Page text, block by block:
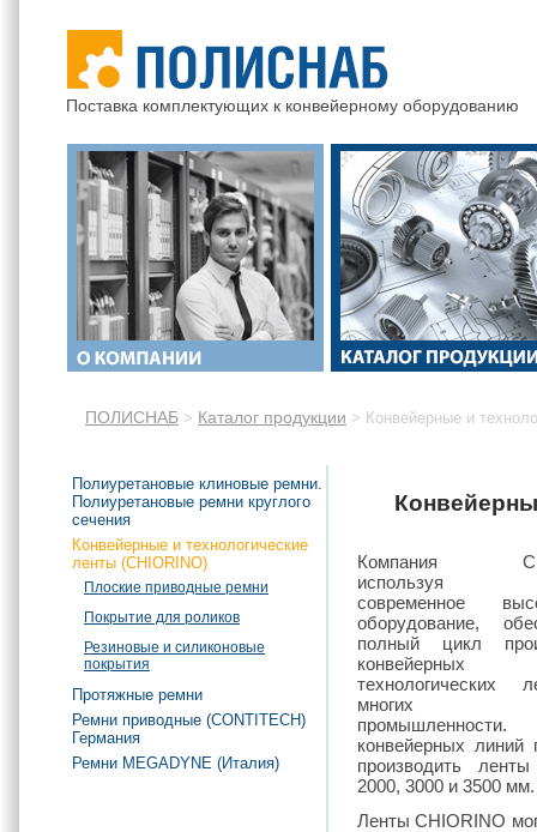
Поставка комплектующих к конвейерному оборудованию
ПОЛИСНАБ > Каталог продукции > Конвейерные и
Полиуретановые клиновые ремни.
Полиуретановые ремни круглого
сечения
Конвейерные и технологические
ленты (CHIORINO)
Плоские приводные ремни
Покрытие для роликов
Резиновые и силиконовые
покрытия
Протяжные ремни
Ремни приводные (CONTITECH)
Германия
Ремни MEGADYNE (Италия)
Компания
используя
современное
оборудование,
полный цикл
технологических
многих
конвейерных линий
производить
2000, 3000 и 3500 мм.
Ленты CHIORINO